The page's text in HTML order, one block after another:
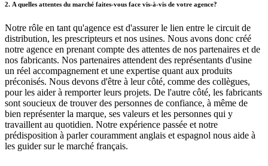
2. A quelles attentes du marché faites-vous face vis-à-vis de votre agence?
Notre rôle en tant qu'agence est d'assurer le lien entre le circuit de
distribution, les prescripteurs et nos usines. Nous avons donc créé
notre agence en prenant compte des attentes de nos partenaires et de
nos fabricants. Nos partenaires attendent des représentants d'usine
un réel accompagnement et une expertise quant aux produits
préconisés. Nous devons d'être à leur côté, comme des collègues,
pour les aider à remporter leurs projets. De l'autre côté, les fabricants
sont soucieux de trouver des personnes de confiance, à même de
bien représenter la marque, ses valeurs et les personnes qui y
travaillent au quotidien. Notre expérience passée et notre
prédisposition à parler couramment anglais et espagnol nous aide à
les guider sur le marché français.